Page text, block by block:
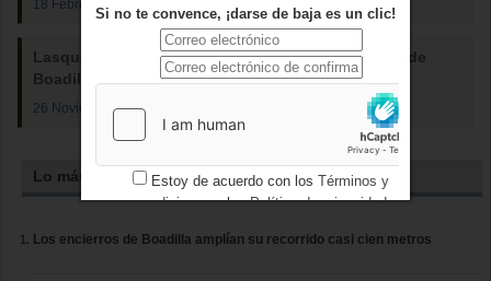
18 Febrero 2014
Lasquetty reitera que el segundo centro de salud de
Boadilla abrirá en 2014
26 Noviembre 2013
Lo más leído
Los encierros de Boadilla amplían su recorrido casi cien metros
Si no te convence, ¡darse de baja es un clic!
Estoy de acuerdo con los Términos y
condicionesy losPolítica de privacidad